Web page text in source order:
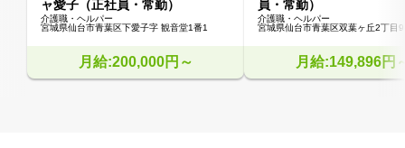
ャ愛子（正社員・常勤）
介護職・ヘルパー
宮城県仙台市青葉区下愛子字 観音堂1番1
月給:200,000円～
員・常勤）
介護職・ヘルパー
宮城県仙台市青葉区双葉ヶ丘2丁目
月給:149,896円